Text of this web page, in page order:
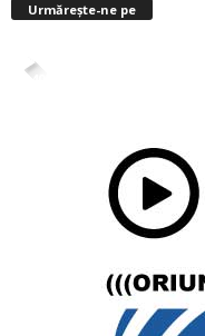
Urmărește-ne pe
4,400